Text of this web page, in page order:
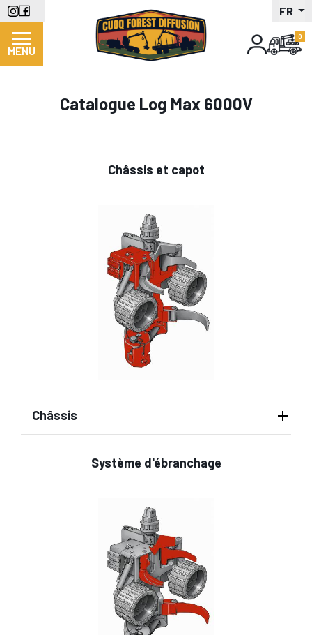
Aller
au
contenu
principal
FR
MENU
Catalogue Log Max 6000V
Châssis et capot
Châssis
Système d'ébranchage